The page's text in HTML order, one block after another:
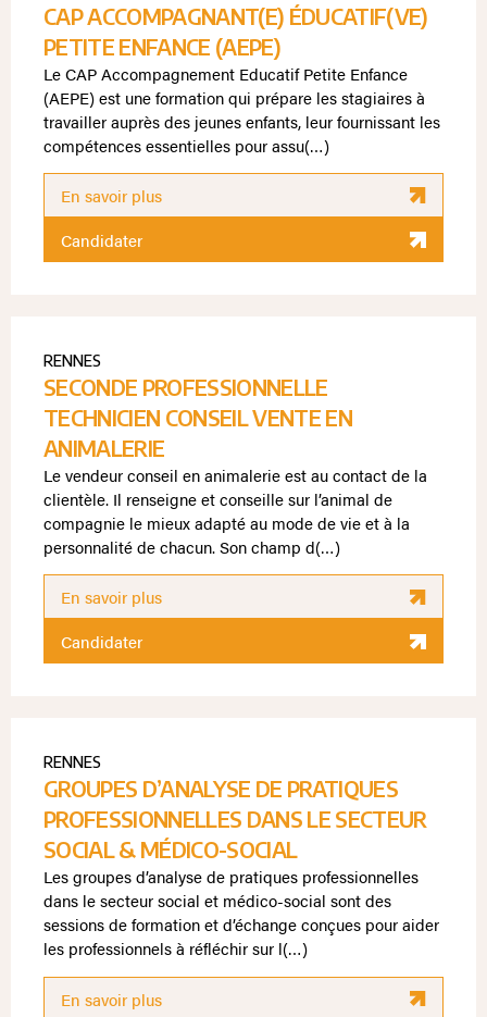
CAP ACCOMPAGNANT(E) ÉDUCATIF(VE)
PETITE ENFANCE (AEPE)
Le CAP Accompagnement Educatif Petite Enfance
(AEPE) est une formation qui prépare les stagiaires à
travailler auprès des jeunes enfants, leur fournissant les
compétences essentielles pour assu(…)
En savoir plus
Candidater
RENNES
SECONDE PROFESSIONNELLE
TECHNICIEN CONSEIL VENTE EN
ANIMALERIE
Le vendeur conseil en animalerie est au contact de la
clientèle. Il renseigne et conseille sur l’animal de
compagnie le mieux adapté au mode de vie et à la
personnalité de chacun. Son champ d(…)
En savoir plus
Candidater
RENNES
GROUPES D’ANALYSE DE PRATIQUES
PROFESSIONNELLES DANS LE SECTEUR
SOCIAL & MÉDICO-SOCIAL
Les groupes d’analyse de pratiques professionnelles
dans le secteur social et médico-social sont des
sessions de formation et d’échange conçues pour aider
les professionnels à réfléchir sur l(…)
En savoir plus